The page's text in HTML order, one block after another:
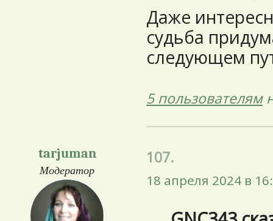
Даже
судьба
следующем
5 пользователям
tarjuman
Модератор
107.
18 апреля 2024 в